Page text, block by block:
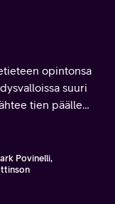
opintonsa
suuri
tien päälle
Povinelli,